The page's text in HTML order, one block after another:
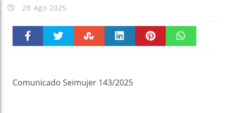
28 Ago 2025
Comunicado Seimujer 143/2025